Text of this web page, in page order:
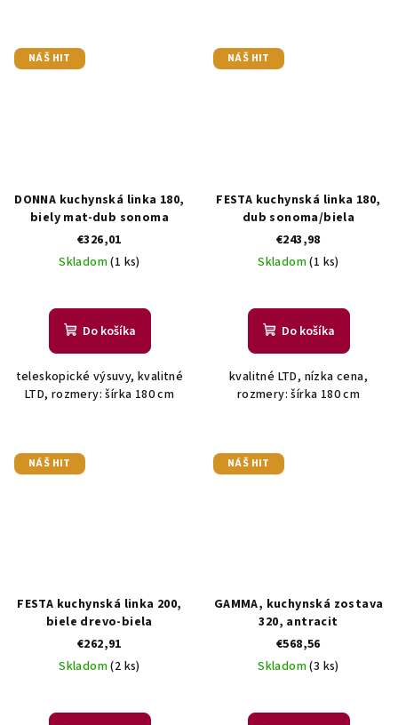
NÁŠ HIT
DONNA kuchynská linka 180,
biely mat-dub sonoma
€326,01
Skladom(1 ks)
Do košíka
teleskopické výsuvy, kvalitné
LTD, rozmery: šírka 180 cm
NÁŠ HIT
FESTA kuchynská linka 180,
dub sonoma/biela
€243,98
Skladom(1 ks)
Do košíka
kvalitné LTD, nízka cena,
rozmery: šírka 180 cm
NÁŠ HIT
FESTA kuchynská linka 200,
biele drevo-biela
€262,91
Skladom(2 ks)
NÁŠ HIT
GAMMA, kuchynská zostava
320, antracit
€568,56
Skladom(3 ks)